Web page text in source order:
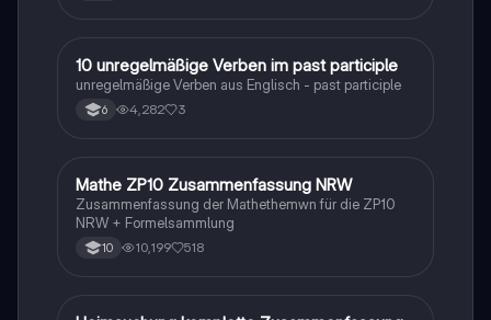
1 Englisch
10 unregelmäßige Verben im past participle
unregelmäßige Verben aus Englisch - past participle
6 4,282 3
Mathe
Mathe ZP10 Zusammenfassung NRW
Zusammenfassung der Mathethemwn für die ZP10
NRW + Formelsammlung
10 10,199 518